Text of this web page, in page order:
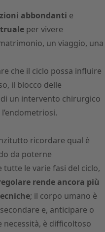
abbondanti e
per vivere
un viaggio, una
che il ciclo possa influire
il blocco delle
un intervento chirurgico
ricordare qual è
da poterne
le varie fasi del ciclo,
rende ancora più
; il corpo umano è
e, anticipare o
è difficoltoso